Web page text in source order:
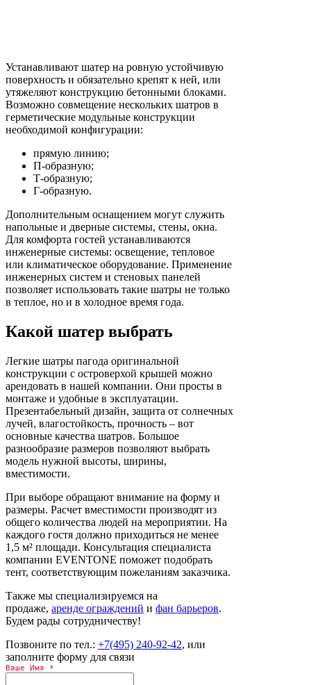
Устанавливают шатер на ровную устойчивую
поверхность и обязательно крепят к ней, или
утяжеляют конструкцию бетонными блоками.
Возможно совмещение нескольких шатров в
герметические модульные конструкции
необходимой конфигурации:
прямую линию;
П-образную;
Т-образную;
Г-образную.
Дополнительным оснащением могут служить
напольные и дверные системы, стены, окна.
Для комфорта гостей устанавливаются
инженерные системы: освещение, тепловое
или климатическое оборудование. Применение
инженерных систем и стеновых панелей
позволяет использовать такие шатры не только
в теплое, но и в холодное время года.
Какой шатер выбрать
Легкие шатры пагода оригинальной
конструкции с островерхой крышей можно
арендовать в нашей компании. Они просты в
монтаже и удобные в эксплуатации.
Презентабельный дизайн, защита от солнечных
лучей, влагостойкость, прочность – вот
основные качества шатров. Большое
разнообразие размеров позволяют выбрать
модель нужной высоты, ширины,
вместимости.
При выборе обращают внимание на форму и
размеры. Расчет вместимости производят из
общего количества людей на мероприятии. На
каждого гостя должно приходиться не менее
1,5 м² площади. Консультация специалиста
компании EVENTONE поможет подобрать
тент, соответствующим пожеланиям заказчика.
Также мы специализируемся на
продаже, аренде ограждений и фан барьеров.
Будем рады сотрудничеству!
Позвоните по тел.: +7(495) 240-92-42, или
заполните форму для связи
Ваше Имя *